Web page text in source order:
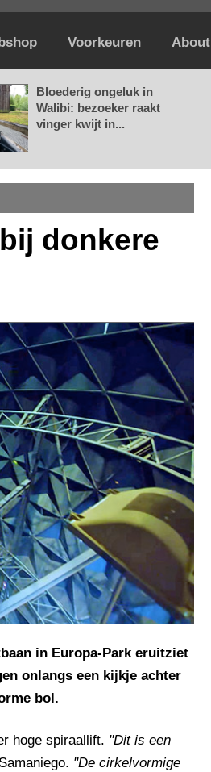
Voorkeuren About
Bloederig ongeluk in
Walibi: bezoeker raakt
vinger kwijt in...
donkere
in Europa-Park eruitziet
onlangs een kijkje achter
bol.
hoge spiraallift. "Dit is een
"De cirkelvormige